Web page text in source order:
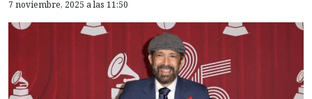
7 noviembre, 2025 a las 11:50